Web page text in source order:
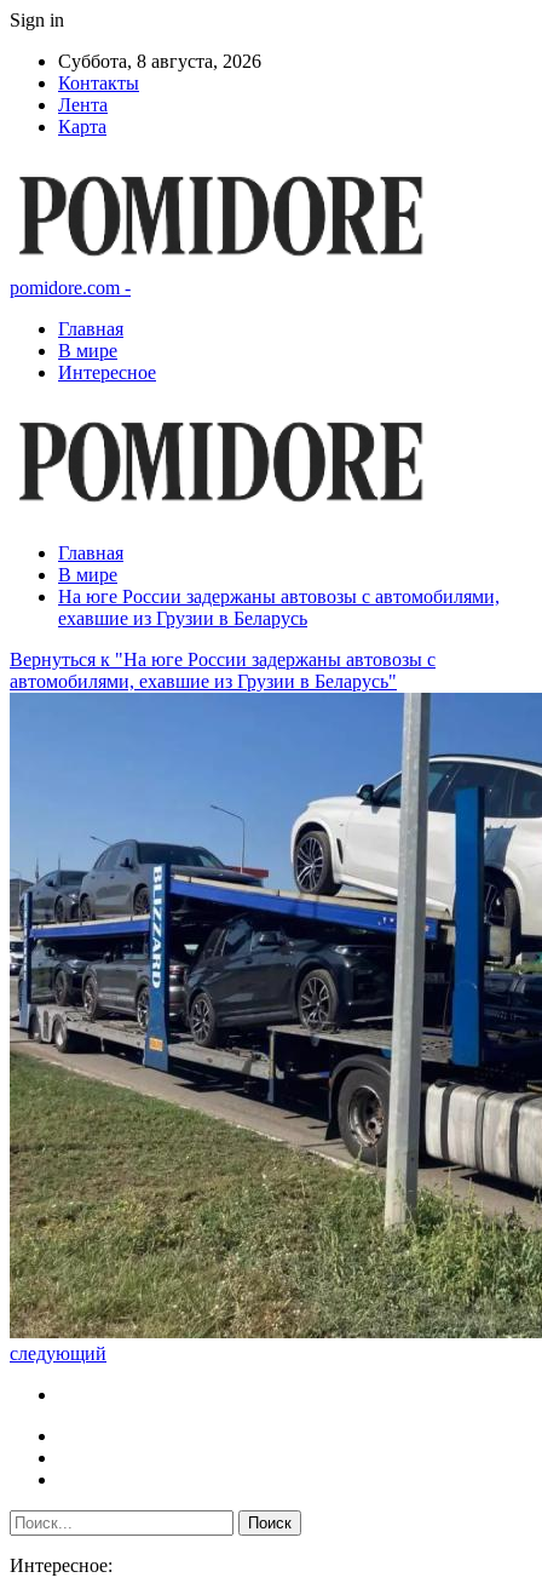
Sign in
Суббота, 8 августа, 2026
Контакты
Лента
Карта
pomidore.com -
Главная
В мире
Интересное
Главная
В мире
На юге России задержаны автовозы с автомобилями,
ехавшие из Грузии в Беларусь
Вернуться к "На юге России задержаны автовозы с
автомобилями, ехавшие из Грузии в Беларусь"
следующий
Интересное: